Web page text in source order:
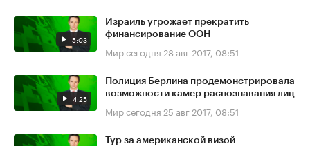
5:03
Израиль угрожает прекратить
финансирование ООН
Мир сегодня 28 авг 2017, 08:51
4:25
Полиция Берлина продемонстрировала
возможности камер распознавания лиц
Мир сегодня 25 авг 2017, 08:51
Тур за американской визой